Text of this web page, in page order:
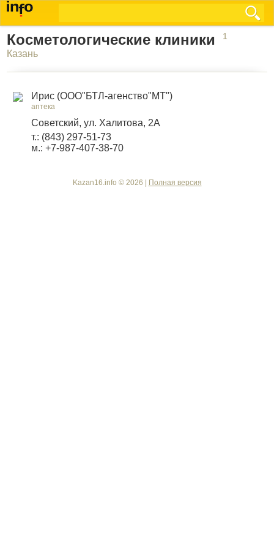
Косметологические клиники 1
Казань
Ирис (ООО"БТЛ-агенство"МТ")
аптека
Советский, ул. Халитова, 2А
т.: (843) 297-51-73
м.: +7-987-407-38-70
Kazan16.info © 2026 | Полная версия